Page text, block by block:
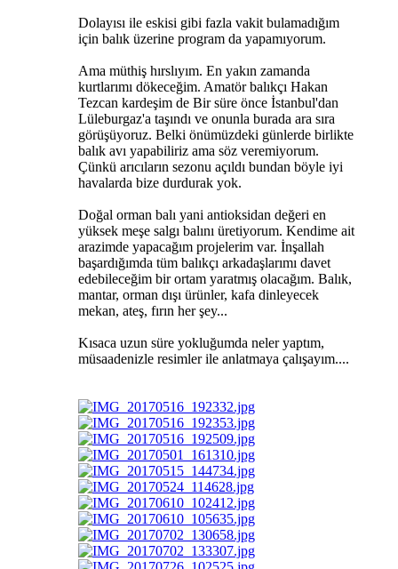
Dolayısı ile eskisi gibi fazla vakit bulamadığım
için balık üzerine program da yapamıyorum.
Ama müthiş hırslıyım. En yakın zamanda
kurtlarımı dökeceğim. Amatör balıkçı Hakan
Tezcan kardeşim de Bir süre önce İstanbul'dan
Lüleburgaz'a taşındı ve onunla burada ara sıra
görüşüyoruz. Belki önümüzdeki günlerde birlikte
balık avı yapabiliriz ama söz veremiyorum.
Çünkü arıcıların sezonu açıldı bundan böyle iyi
havalarda bize durdurak yok.
Doğal orman balı yani antioksidan değeri en
yüksek meşe salgı balını üretiyorum. Kendime ait
arazimde yapacağım projelerim var. İnşallah
başardığımda tüm balıkçı arkadaşlarımı davet
edebileceğim bir ortam yaratmış olacağım. Balık,
mantar, orman dışı ürünler, kafa dinleyecek
mekan, ateş, fırın her şey...
Kısaca uzun süre yokluğumda neler yaptım,
müsaadenizle resimler ile anlatmaya çalışayım....